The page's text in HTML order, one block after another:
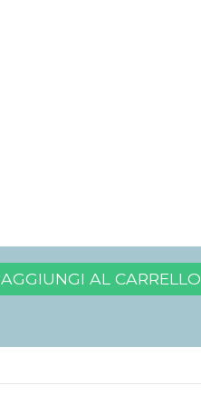
AGGIUNGI AL CARRELLO